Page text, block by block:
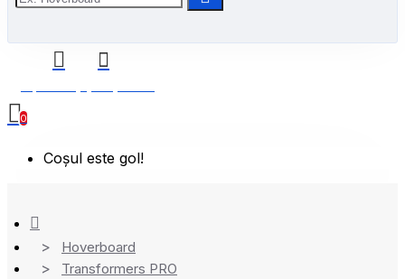
0
Coșul este gol!
Hoverboard
Transformers PRO